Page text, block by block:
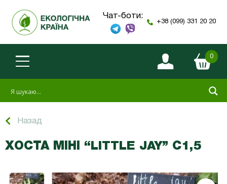
Чат-боти:
+38 (099) 331 20 20
0
Назад
ХОСТА МІНІ “LITTLE JAY” С1,5